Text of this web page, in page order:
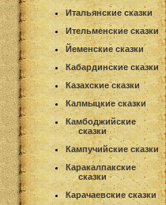
Итальянские сказки
Ительменские сказки
Йеменские сказки
Кабардинские сказки
Казахские сказки
Калмыцкие сказки
Камбоджийские
сказки
Кампучийские сказки
Каракалпакские
сказки
Карачаевские сказки